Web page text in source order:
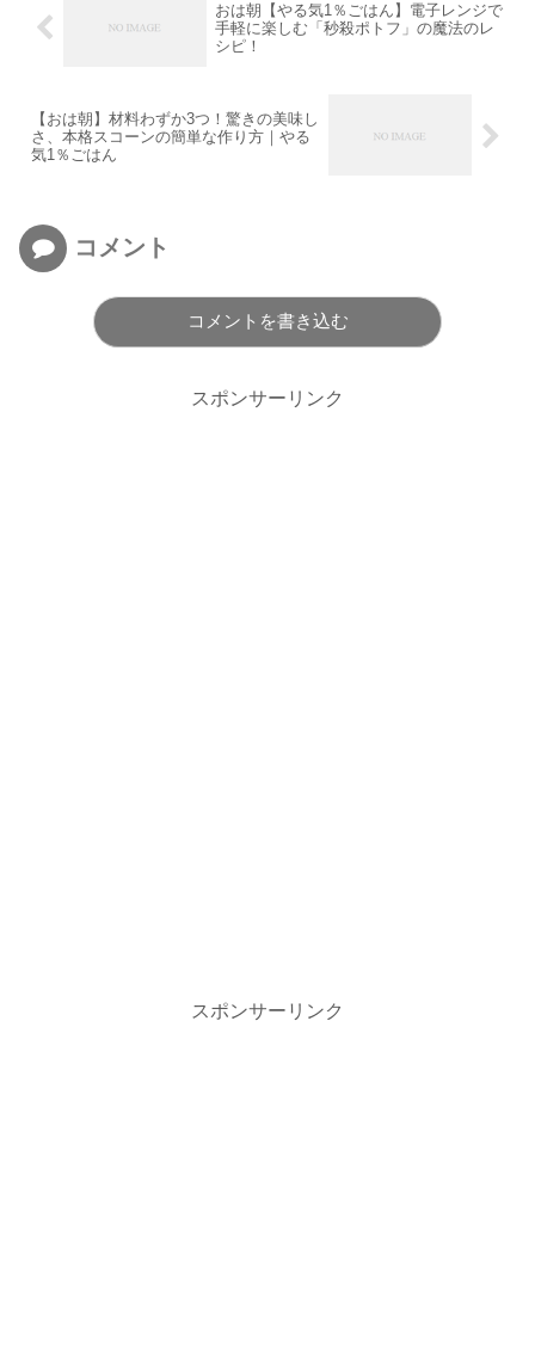
おは朝【やる気1％ごはん】電子レンジで
手軽に楽しむ「秒殺ポトフ」の魔法のレ
シピ！
【おは朝】材料わずか3つ！驚きの美味し
さ、本格スコーンの簡単な作り方｜やる
気1％ごはん
コメント
コメントを書き込む
スポンサーリンク
スポンサーリンク